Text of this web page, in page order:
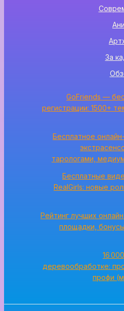
За
GoFriends —
регистрации: 1500+
Бесплатное
тарологами,
Бесплатные
RealGirls: новые
Рейтинг лучших
площадки,
16
деревообработке:
профи